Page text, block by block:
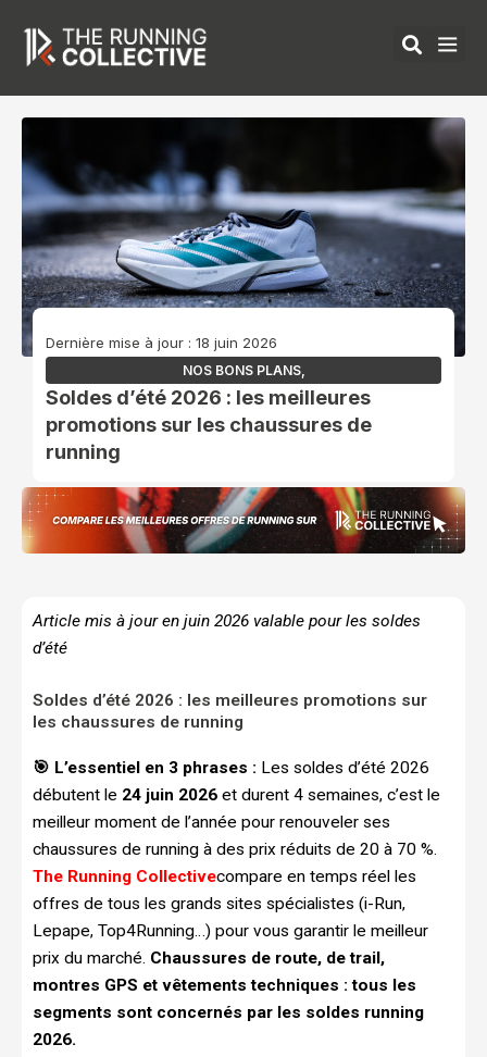
contenu
Dernière mise à jour : 18 juin 2026
NOS BONS PLANS,
Soldes d’été 2026 : les meilleures
promotions sur les chaussures de
running
Article mis à jour en juin 2026 valable pour les soldes
d’été
Soldes d’été 2026 : les meilleures promotions sur
les chaussures de running
🎯 L’essentiel en 3 phrases : Les soldes d’été 2026
débutent le 24 juin 2026 et durent 4 semaines, c’est le
meilleur moment de l’année pour renouveler ses
chaussures de running à des prix réduits de 20 à 70 %.
The Running Collectivecompare en temps réel les
offres de tous les grands sites spécialistes (i-Run,
Lepape, Top4Running…) pour vous garantir le meilleur
prix du marché. Chaussures de route, de trail,
montres GPS et vêtements techniques : tous les
segments sont concernés par les soldes running
2026.